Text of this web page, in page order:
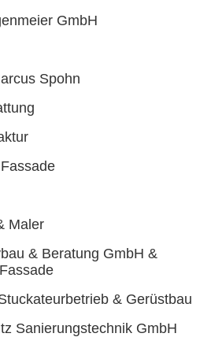
GmbH
Spohn
Maler
& Beratung GmbH &
& Gerüstbau
Sanierungstechnik GmbH